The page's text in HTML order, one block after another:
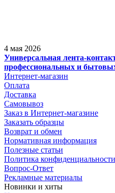
4 мая 2026
Универсальная лента-
профессиональных и
Интернет-магазин
Оплата
Доставка
Самовывоз
Заказ в Интернет-магазине
Заказать образцы
Возврат и обмен
Нормативная информация
Полезные статьи
Политика конфиденциальности
Вопрос-Ответ
Рекламные материалы
Новинки и хиты